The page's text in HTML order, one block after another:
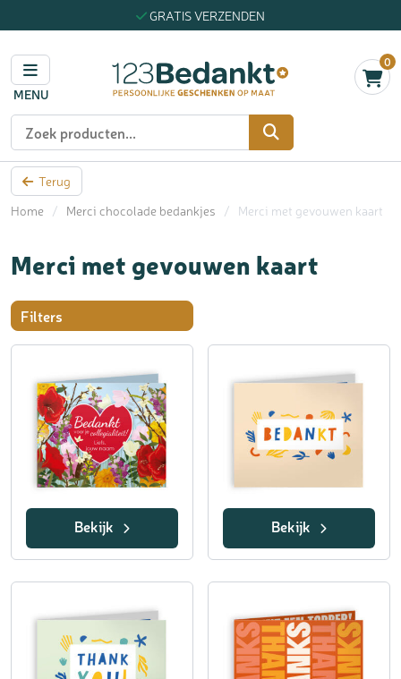
GRATIS VERZENDEN
MENU
0
Zoeken
Terug
Home
/ Merci chocolade bedankjes / Merci met gevouwen kaart
Merci met gevouwen kaart
Filters
Bekijk Bekijk